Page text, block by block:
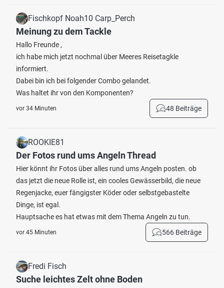
Fischkopf Noah10 Carp_Perch
Meinung zu dem Tackle
Hallo Freunde ,
ich habe mich jetzt nochmal über Meeres Reisetagkle
informiert.
Dabei bin ich bei folgender Combo gelandet.
Was haltet ihr von den Komponenten?
vor 34 Minuten 48 Beiträge
ROOKIE81
Der Fotos rund ums Angeln Thread
Hier könnt ihr Fotos über alles rund ums Angeln posten. ob
das jetzt die neue Rolle ist, ein cooles Gewässerbild, die neue
Regenjacke, euer fängigster Köder oder selbstgebastelte
Dinge, ist egal.
Hauptsache es hat etwas mit dem Thema Angeln zu tun.
vor 45 Minuten 566 Beiträge
Fredi Fisch
Suche leichtes Zelt ohne Boden